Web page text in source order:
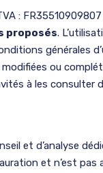
: FR35510909807
proposés.
générales
ou
à les consulter
et d’analyse
et n’est pas